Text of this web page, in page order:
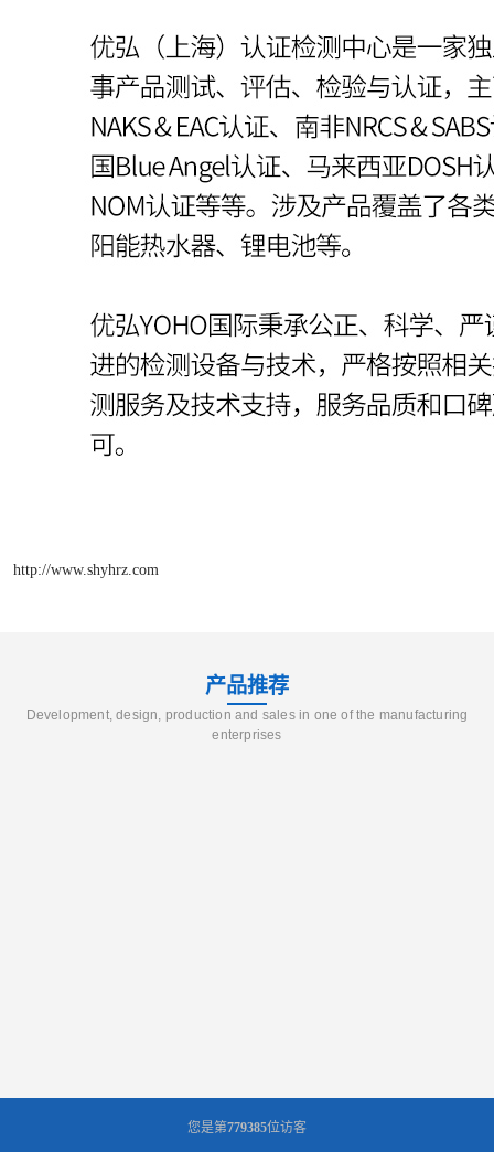
http://www.shyhrz.com
产品推荐
Development, design, production and sales in one of the manufacturing
enterprises
您是第779385位访客